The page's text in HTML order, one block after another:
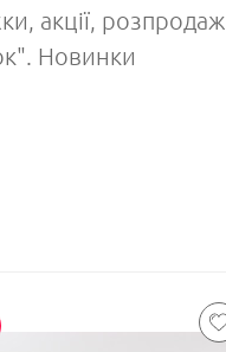
акції, розпродаж
Новинки